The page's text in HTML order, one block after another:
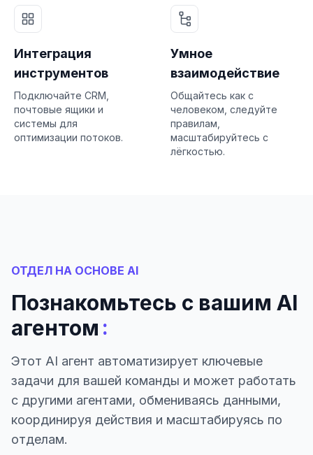
Интеграция
инструментов
Подключайте CRM,
почтовые ящики и
системы для
оптимизации потоков.
Умное
взаимодействие
Общайтесь как с
человеком, следуйте
правилам,
масштабируйтесь с
лёгкостью.
ОТДЕЛ НА ОСНОВЕ AI
Познакомьтесь с вашим AI
агентом :
Этот AI агент автоматизирует ключевые
задачи для вашей команды и может работать
с другими агентами, обмениваясь данными,
координируя действия и масштабируясь по
отделам.